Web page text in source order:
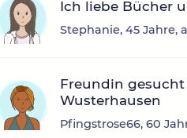
Ich liebe Bücher
Stephanie, 45 Jahre,
Freundin
Wusterhausen
Pfingstrose66, 60